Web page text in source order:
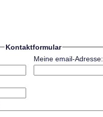
Kontaktformular
Meine email-Adresse: